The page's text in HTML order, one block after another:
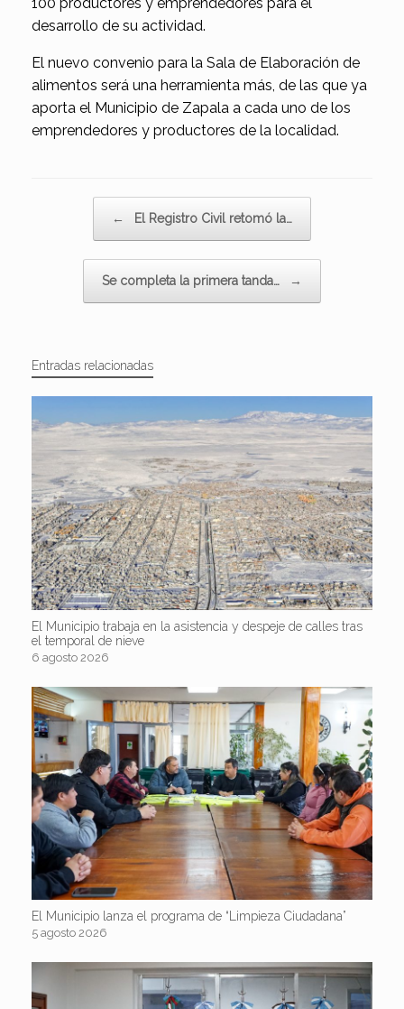
desarrollo de su actividad.
El nuevo convenio para la Sala de Elaboración de
alimentos será una herramienta más, de las que ya
aporta el Municipio de Zapala a cada uno de los
emprendedores y productores de la localidad.
← El Registro Civil retomó la…
Se completa la primera tanda… →
Entradas relacionadas
El Municipio trabaja en la asistencia y despeje de calles tras
el temporal de nieve
6 agosto 2026
El Municipio lanza el programa de “Limpieza Ciudadana”
5 agosto 2026